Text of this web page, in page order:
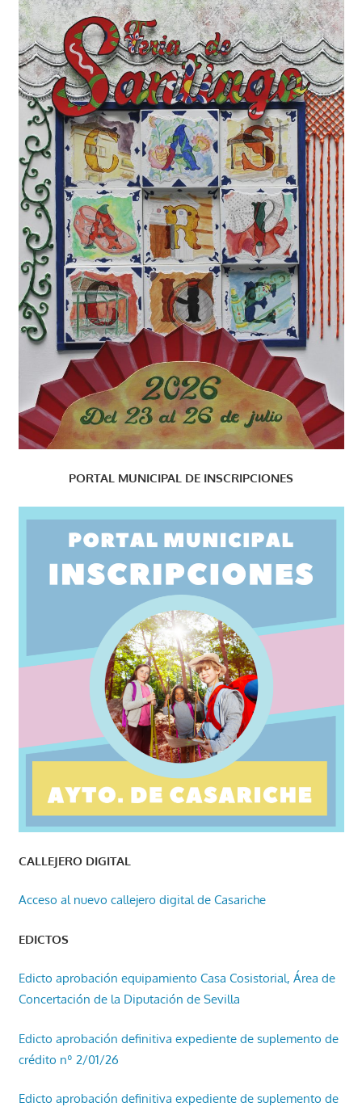
PORTAL MUNICIPAL DE INSCRIPCIONES
CALLEJERO DIGITAL
Acceso al nuevo callejero digital de Casariche
EDICTOS
Edicto aprobación equipamiento Casa Cosistorial, Área de
Concertación de la Diputación de Sevilla
Edicto aprobación definitiva expediente de suplemento de
crédito nº 2/01/26
Edicto aprobación definitiva expediente de suplemento de